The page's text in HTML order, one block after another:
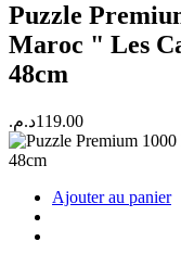
Puzzle
Maroc " Les
48cm
119.00د.م.
Ajouter au panier